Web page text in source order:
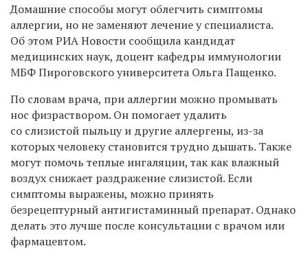
Домашние способы могут облегчить симптомы
аллергии, но не заменяют лечение у специалиста.
Об этом РИА Новости сообщила кандидат
медицинских наук, доцент кафедры иммунологии
МБФ Пироговского университета Ольга Пащенко.
По словам врача, при аллергии можно промывать
нос физраствором. Он помогает удалить
со слизистой пыльцу и другие аллергены, из-за
которых человеку становится трудно дышать. Также
могут помочь теплые ингаляции, так как влажный
воздух снижает раздражение слизистой. Если
симптомы выражены, можно принять
безрецептурный антигистаминный препарат. Однако
делать это лучше после консультации с врачом или
фармацевтом.